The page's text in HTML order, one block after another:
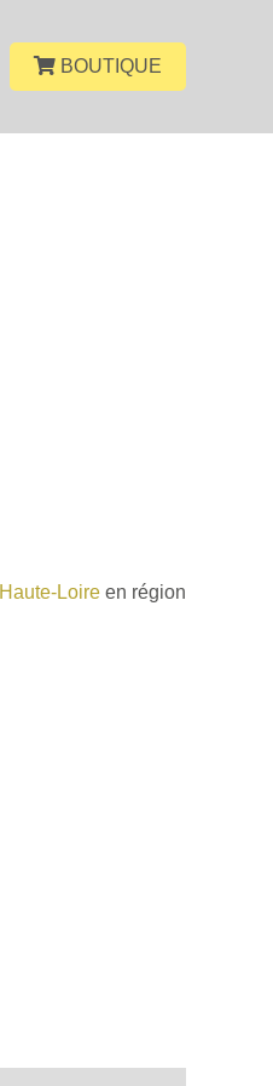
BOUTIQUE
Haute-Loireen région